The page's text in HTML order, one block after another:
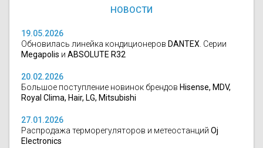
НОВОСТИ
19.05.2026
Обновилась линейка кондиционеров DANTEX . Серии
Megapolis и ABSOLUTE R32
20.02.2026
Большое поступление новинок брендов Hisense, MDV,
Royal Clima, Hair, LG, Mitsubishi
27.01.2026
Распродажа терморегуляторов и метеостанций Oj
Electronics